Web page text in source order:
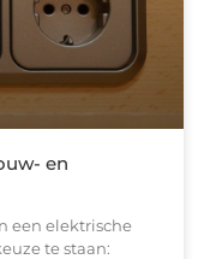
en
een elektrische
te staan: